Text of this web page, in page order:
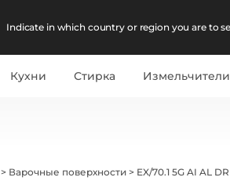
Indicate in which country or region you are to
Кухни Стирка Измельчители
> Варочные поверхности > EX/70.1 5G AI AL